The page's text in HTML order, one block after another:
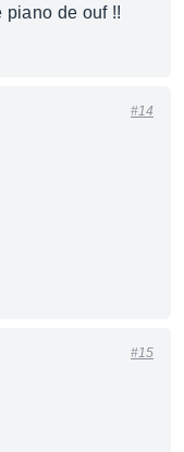
piano de ouf !!
#14
#15